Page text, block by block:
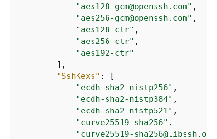
"aes128-gcm@openssh.com" ,
"aes256-gcm@openssh.com" ,
"aes128-ctr" ,
"aes256-ctr" ,
"aes192-ctr"
        ],
"SshKexs" : [
"ecdh-sha2-nistp256" ,
"ecdh-sha2-nistp384" ,
"ecdh-sha2-nistp521" ,
"curve25519-sha256" ,
"curve25519-